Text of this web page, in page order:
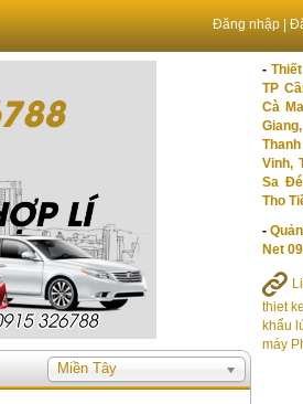
Đăng nhập
-
TP
Cà
Vinh,
Sa
Tho
-
Net
thiet
khẩu
máy
Miền Tây